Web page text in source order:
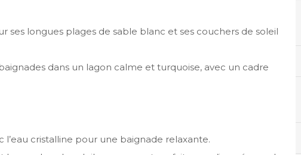
ses longues plages de sable blanc et ses couchers de soleil
dans un lagon calme et turquoise, avec un cadre
cristalline pour une baignade relaxante.